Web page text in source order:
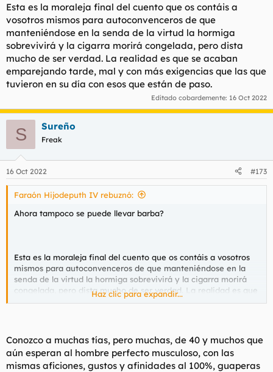
Esta es la moraleja final del cuento que os contáis a
vosotros mismos para autoconvenceros de que
manteniéndose en la senda de la virtud la hormiga
sobrevivirá y la cigarra morirá congelada, pero dista
mucho de ser verdad. La realidad es que se acaban
emparejando tarde, mal y con más exigencias que las que
tuvieron en su día con esos que están de paso.
Editado cobardemente: 16 Oct 2022
S Sureño
Freak
16 Oct 2022 #173
Faraón Hijodeputh IV rebuznó:
Ahora tampoco se puede llevar barba?
Esta es la moraleja final del cuento que os contáis a vosotros
mismos para autoconvenceros de que manteniéndose en la
senda de la virtud la hormiga sobrevivirá y la cigarra morirá
congelada, pero dista mucho de ser verdad. La realidad es que
se acaban emparejando tarde, mal y con más exigencias que
Haz clic para expandir...
Conozco a muchas tías, pero muchas, de 40 y muchos que
aún esperan al hombre perfecto musculoso, con las
mismas aficiones, gustos y afinidades al 100%, guaperas